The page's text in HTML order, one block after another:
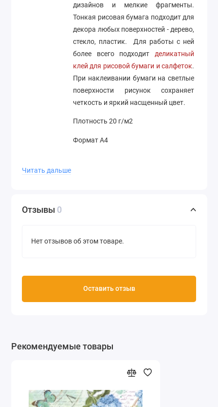
дизайнов и мелкие фрагменты.
Тонкая рисовая бумага подходит для
декора любых поверхностей - дерево,
стекло, пластик. Для работы с ней
более всего подходит деликатный
клей для рисовой бумаги и салфеток.
При наклеивании бумаги на светлые
поверхности рисунок сохраняет
четкость и яркий насщенный цвет.
Плотность 20 г/м2
Формат А4
Читать дальше
Отзывы 0
Нет отзывов об этом товаре.
Оставить отзыв
Рекомендуемые товары